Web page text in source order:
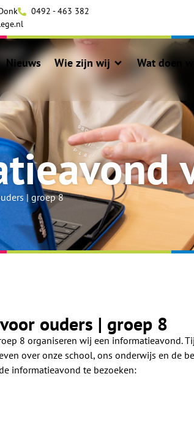
0492 - 463 382
Nieuws Wie zijn wij Wat doen wij
| groep 8
ouders | groep 8
8 organiseren wij een informatieavond.
over onze school, ons onderwijs en de
informatieavond te bezoeken: